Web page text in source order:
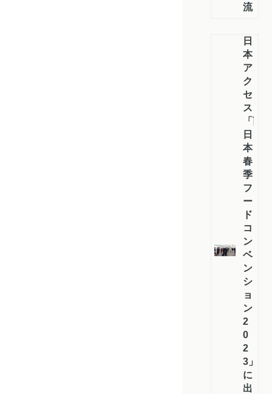
流
日
本
ア
ク
セ
ス
「西
日
本
春
季
フ
ー
ド
コ
ン
ベ
ン
シ
ョ
ン
2
0
2
3」
に
出